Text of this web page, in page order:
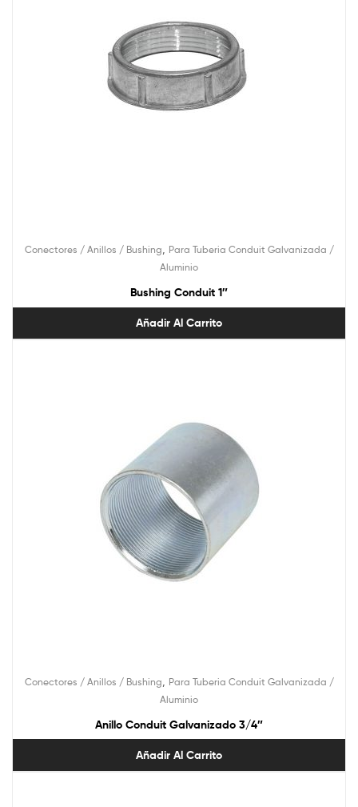
Conectores / Anillos / Bushing
Para Tuberia Conduit Galvanizada /
Aluminio
Bushing Conduit 1″
Añadir Al Carrito
Conectores / Anillos / Bushing
Para Tuberia Conduit Galvanizada /
Aluminio
Anillo Conduit Galvanizado 3/4″
Añadir Al Carrito